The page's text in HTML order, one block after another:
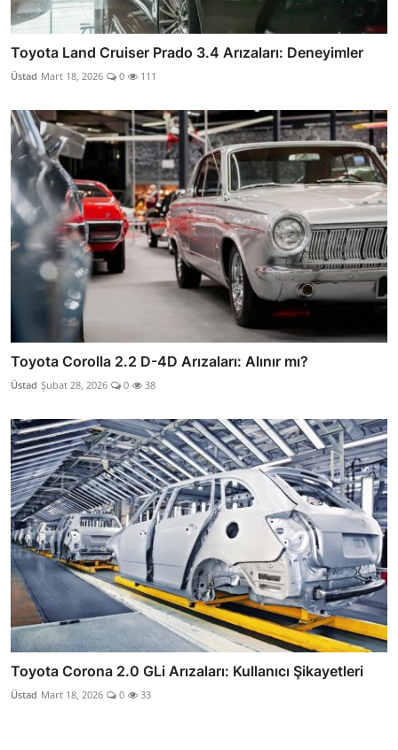
Toyota Land Cruiser Prado 3.4 Arızaları: Deneyimler
Üstad Mart 18, 2026 0 111
Toyota Corolla 2.2 D-4D Arızaları: Alınır mı?
Üstad Şubat 28, 2026 0 38
Toyota Corona 2.0 GLi Arızaları: Kullanıcı Şikayetleri
Üstad Mart 18, 2026 0 33